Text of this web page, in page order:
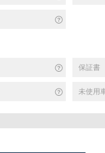
保証書
未使用